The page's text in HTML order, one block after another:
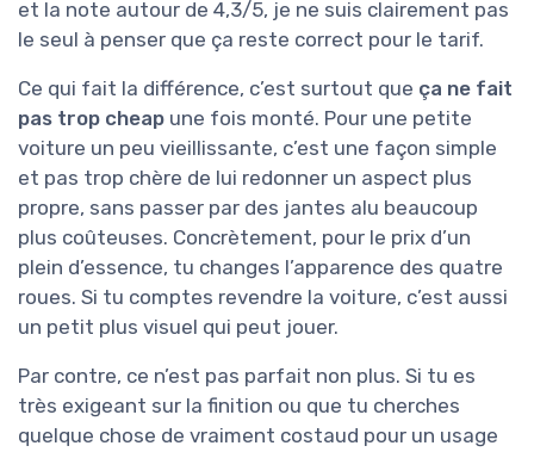
et la note autour de 4,3/5, je ne suis clairement pas
le seul à penser que ça reste correct pour le tarif.
Ce qui fait la différence, c’est surtout que ça ne fait
pas trop cheap une fois monté. Pour une petite
voiture un peu vieillissante, c’est une façon simple
et pas trop chère de lui redonner un aspect plus
propre, sans passer par des jantes alu beaucoup
plus coûteuses. Concrètement, pour le prix d’un
plein d’essence, tu changes l’apparence des quatre
roues. Si tu comptes revendre la voiture, c’est aussi
un petit plus visuel qui peut jouer.
Par contre, ce n’est pas parfait non plus. Si tu es
très exigeant sur la finition ou que tu cherches
quelque chose de vraiment costaud pour un usage